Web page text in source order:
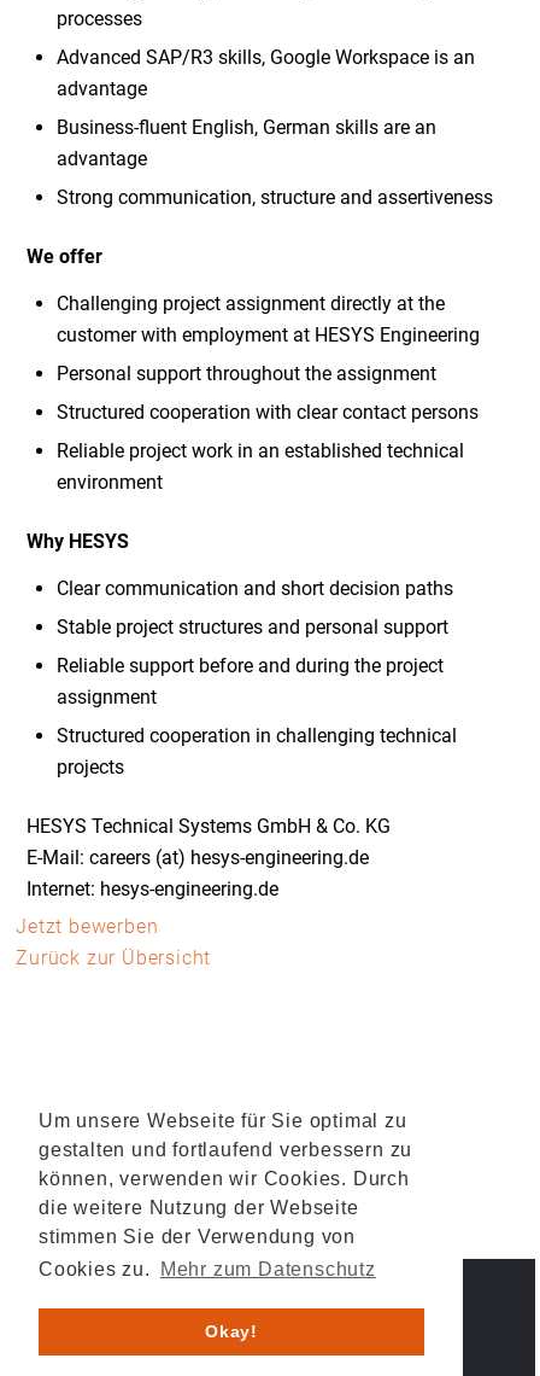
Um unsere Webseite für Sie optimal zu
gestalten und fortlaufend verbessern zu
können, verwenden wir Cookies. Durch
die weitere Nutzung der Webseite
stimmen Sie der Verwendung von
Cookies zu.
Mehr zum Datenschutz
Okay!
processes
Advanced SAP/R3 skills, Google Workspace is an
advantage
Business-fluent English, German skills are an
advantage
Strong communication, structure and assertiveness
We offer
Challenging project assignment directly at the
customer with employment at HESYS Engineering
Personal support throughout the assignment
Structured cooperation with clear contact persons
Reliable project work in an established technical
environment
Why HESYS
Clear communication and short decision paths
Stable project structures and personal support
Reliable support before and during the project
assignment
Structured cooperation in challenging technical
projects
HESYS Technical Systems GmbH & Co. KG
E-Mail: careers (at) hesys-engineering.de
Internet: hesys-engineering.de
Jetzt bewerben
Zurück zur Übersicht
© 2026 HESYS TechnicalSystems GmbH & Co. KG .